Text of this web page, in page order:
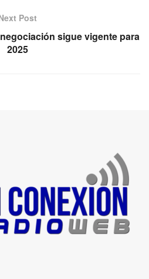
Post
sigue vigente para
2025